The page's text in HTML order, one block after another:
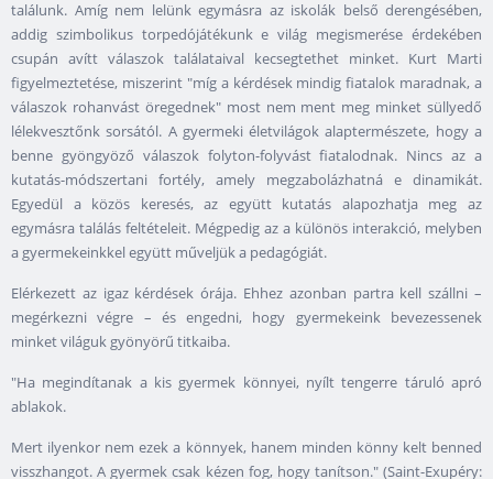
találunk. Amíg nem lelünk egymásra az iskolák belső derengésében,
addig szimbolikus torpedójátékunk e világ megismerése érdekében
csupán avítt válaszok találataival kecsegtethet minket. Kurt Marti
figyelmeztetése, miszerint "míg a kérdések mindig fiatalok maradnak, a
válaszok rohanvást öregednek" most nem ment meg minket süllyedő
lélekvesztőnk sorsától. A gyermeki életvilágok alaptermészete, hogy a
benne gyöngyöző válaszok folyton-folyvást fiatalodnak. Nincs az a
kutatás-módszertani fortély, amely megzabolázhatná e dinamikát.
Egyedül a közös keresés, az együtt kutatás alapozhatja meg az
egymásra találás feltételeit. Mégpedig az a különös interakció, melyben
a gyermekeinkkel együtt műveljük a pedagógiát.
Elérkezett az igaz kérdések órája. Ehhez azonban partra kell szállni –
megérkezni végre – és engedni, hogy gyermekeink bevezessenek
minket világuk gyönyörű titkaiba.
"Ha megindítanak a kis gyermek könnyei, nyílt tengerre táruló apró
ablakok.
Mert ilyenkor nem ezek a könnyek, hanem minden könny kelt benned
visszhangot. A gyermek csak kézen fog, hogy tanítson." (Saint-Exupéry: